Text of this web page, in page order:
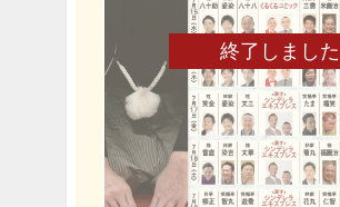
終了しました